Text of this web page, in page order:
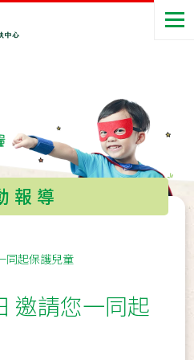
報導
同起保護兒童
邀請您一同起